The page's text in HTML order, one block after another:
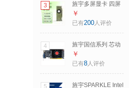
4×HDMI【RX550-
4G 青釭】EDID锁
屏
3
旌宇多屏显卡 四屏
AMD 4HDMI 直出
RX550 点对点 直播
4xHDMI【RX550-
4G】刀卡EDID锁屏
￥
已有200人评价
4
旌宇国信系列 芯动
科技 风华2号
2G/4G 定制独显/适
￥
已有8人评价
5
旌宇SPARKLE Intel